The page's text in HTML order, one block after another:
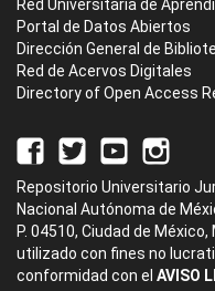
Red Universitaria de
Portal de Datos Abiertos
Dirección General de
Red de Acervos Digitales
Directory of Open Access
Repositorio Universitario
Nacional Autónoma de
P. 04510, Ciudad de
utilizado con fines no
conformidad con el AVISO